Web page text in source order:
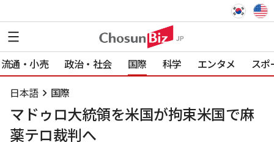
流通・小売 政治・社会 国際 科学 エンタメ スポ
日本語 国際
マドゥロ大統領を米国が拘束米国で麻
薬テロ裁判へ